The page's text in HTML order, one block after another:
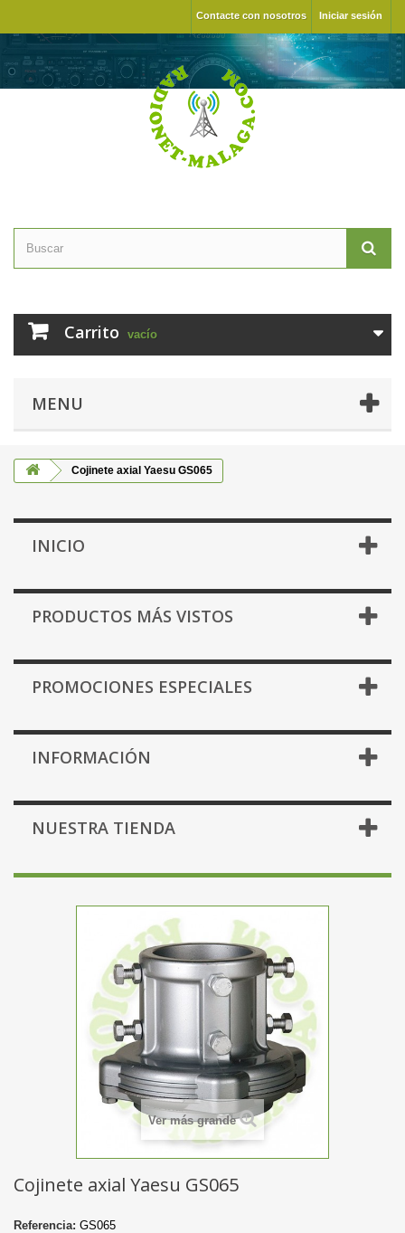
Iniciar sesión
Contacte con nosotros
Carrito vacío
MENU
Cojinete axial Yaesu GS065
INICIO
PRODUCTOS MÁS VISTOS
PROMOCIONES ESPECIALES
INFORMACIÓN
NUESTRA TIENDA
Ver más grande
Cojinete axial Yaesu GS065
Referencia: GS065